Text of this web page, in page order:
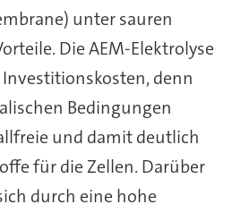
unter sauren
Die AEM-Elektrolyse
denn
Bedingungen
und damit deutlich
für die Zellen. Darüber
durch eine hohe